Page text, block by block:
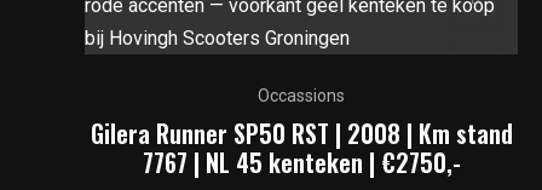
Occassions
Gilera Runner SP50 RST | 2008 | Km stand
7767 | NL 45 kenteken | €2750,-